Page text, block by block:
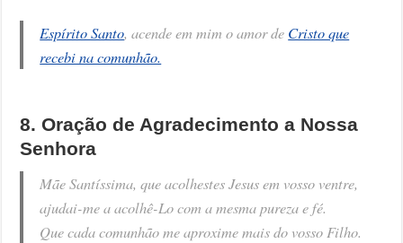
Espírito Santo, acende em mim o amor de Cristo que
recebi na comunhão.
8. Oração de Agradecimento a Nossa
Senhora
Mãe Santíssima, que acolhestes Jesus em vosso ventre,
ajudai-me a acolhê-Lo com a mesma pureza e fé.
Que cada comunhão me aproxime mais do vosso Filho.